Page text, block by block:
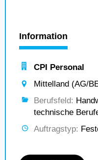
Information
CPI Personal
Mittelland (AG/
Berufsfeld:
technische
Auftragstyp: